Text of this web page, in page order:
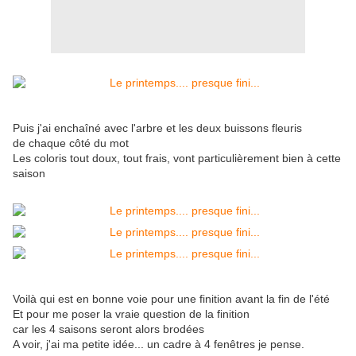
Puis j'ai enchaîné avec l'arbre et les deux buissons fleuris
de chaque côté du mot
Les coloris tout doux, tout frais, vont particulièrement bien à cette
saison
Voilà qui est en bonne voie pour une finition avant la fin de l'été
Et pour me poser la vraie question de la finition
car les 4 saisons seront alors brodées
A voir, j'ai ma petite idée... un cadre à 4 fenêtres je pense.